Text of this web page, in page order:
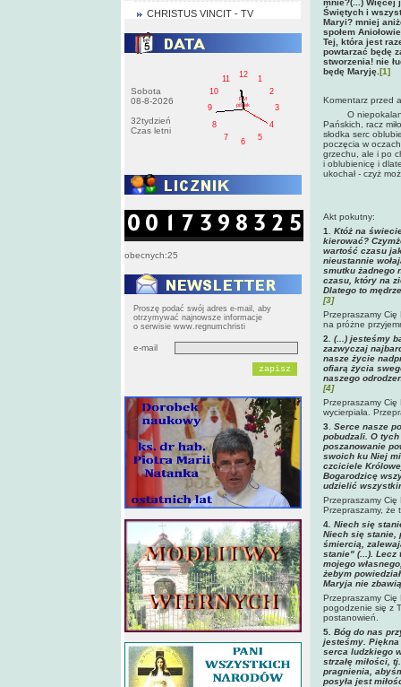
CHRISTUS VINCIT - TV
Sobota
08-8-2026
32tydzień
Czas letni
1
2
3
4
5
6
7
8
9
10
11
12
PM
pištek
obecnych:25
Proszę podać swój adres e-mail, aby
otrzymywać najnowsze informacje
o serwisie www.regnumchristi
e-mail
mnie?(...) Więcej
Świętych i
Maryi? mniej
społem
Tej, która jest
powtarzać będę
stworzenia! nie
będę Maryję. [1]
Komentarz przed
O niepokalana
Pańskich, racz
słodka serc
poczęcia w
grzechu, ale i po
i oblubienicę i
ukochał - czyż
Akt pokutny:
1
Któż na
kierować?
wartość czasu
nieustannie
smutku żadnego
czasu, który na
Dlatego to
[3]
Przepraszamy
na próżne
2 . (...) jesteśmy
zazwyczaj
nasze życie
ofiarą życia
naszego
[4]
Przepraszamy
wycierpiała.
3
Serce nasze
pobudzali. O
poszanowanie
swoich ku Niej
czciciele
Bogarodzicę
udzielić
Przepraszamy Cię
Przepraszamy, że
4 . Niech się
Niech się stanie,
śmiercią,
stanie" (...). Lecz
mojego
żebym
Maryja nie
Przepraszamy
pogodzenie się z
postanowień.
5 . Bóg do nas
jesteśmy. Piękna
serca ludzkiego
strzałę miłości,
pragnienia,
posyła jest